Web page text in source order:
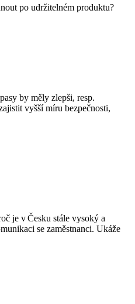
po udržitelném produktu?
by měly zlepši, resp.
vyšší míru bezpečnosti,
je v Česku stále vysoký a
se zaměstnanci. Ukáže